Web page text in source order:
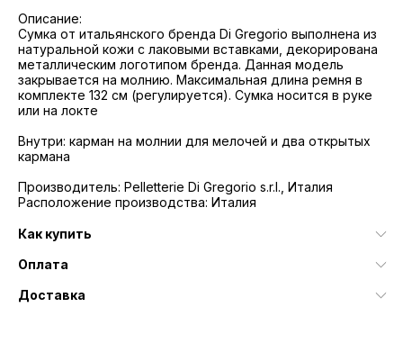
Описание:
Сумка от итальянского бренда Di Gregorio выполнена из
натуральной кожи с лаковыми вставками, декорирована
металлическим логотипом бренда. Данная модель
закрывается на молнию. Максимальная длина ремня в
комплекте 132 см (регулируется). Сумка носится в руке
или на локте
Внутри: карман на молнии для мелочей и два открытых
кармана
Производитель: Pelletterie Di Gregorio s.r.l., Италия
Расположение производства: Италия
Как купить
Оплата
Доставка